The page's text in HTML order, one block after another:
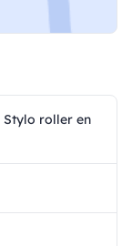
Stylo roller en